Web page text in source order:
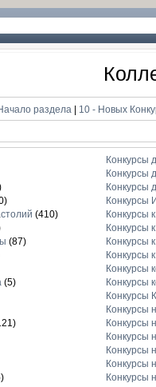
раздела | 10 - Новых
(410)
(87)
(5)
Конкурсы
Конкурсы
Конкурсы
Конкурсы
Конкурсы
Конкурсы
Конкурсы
Конкурсы
Конкурсы
Конкурсы
Конкурсы
Конкурсы
Конкурсы
Конкурсы
Конкурсы
Конкурсы
Конкурсы